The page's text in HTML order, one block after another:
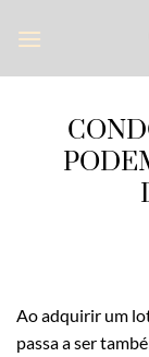
Ao adquirir um
passa a ser